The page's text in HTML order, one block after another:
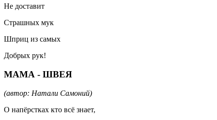
Не доставит
Страшных мук
Шприц из самых
Добрых рук!
МАМА - ШВЕЯ
(автор: Натали Самоний)
О напёрстках кто всё знает,